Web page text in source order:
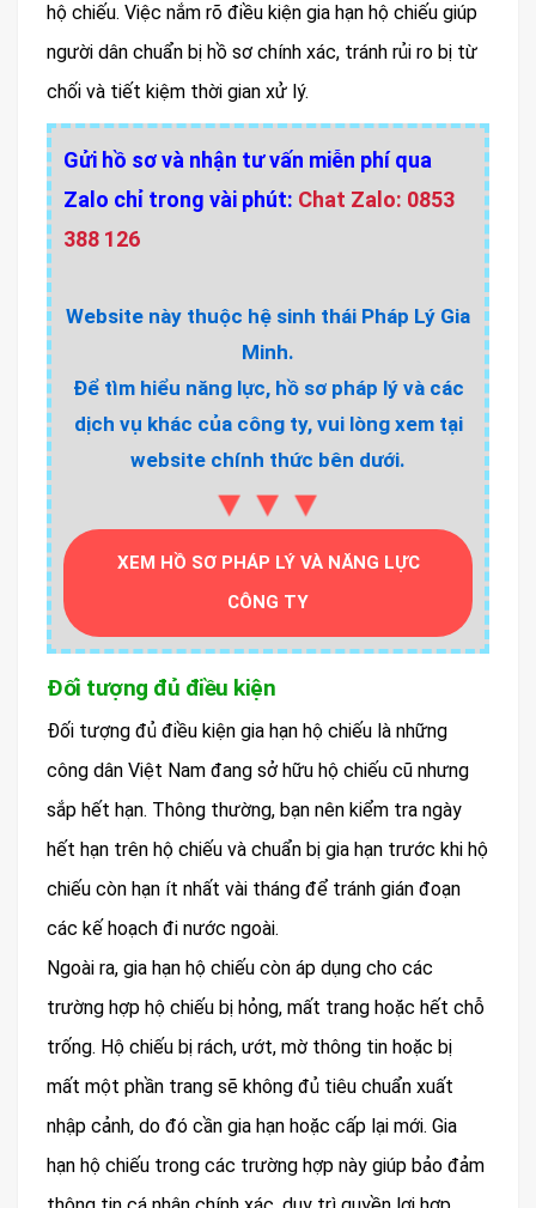
hộ chiếu. Việc nắm rõ điều kiện gia hạn hộ chiếu giúp
người dân chuẩn bị hồ sơ chính xác, tránh rủi ro bị từ
chối và tiết kiệm thời gian xử lý.
Gửi hồ sơ và nhận tư vấn miễn phí qua
Zalo chỉ trong vài phút: Chat Zalo: 0853
388 126
Website này thuộc hệ sinh thái Pháp Lý Gia
Minh.
Để tìm hiểu năng lực, hồ sơ pháp lý và các
dịch vụ khác của công ty, vui lòng xem tại
website chính thức bên dưới.
▼▼▼
XEM HỒ SƠ PHÁP LÝ VÀ NĂNG LỰC
CÔNG TY
Đối tượng đủ điều kiện
Đối tượng đủ điều kiện gia hạn hộ chiếu là những
công dân Việt Nam đang sở hữu hộ chiếu cũ nhưng
sắp hết hạn. Thông thường, bạn nên kiểm tra ngày
hết hạn trên hộ chiếu và chuẩn bị gia hạn trước khi hộ
chiếu còn hạn ít nhất vài tháng để tránh gián đoạn
các kế hoạch đi nước ngoài.
Ngoài ra, gia hạn hộ chiếu còn áp dụng cho các
trường hợp hộ chiếu bị hỏng, mất trang hoặc hết chỗ
trống. Hộ chiếu bị rách, ướt, mờ thông tin hoặc bị
mất một phần trang sẽ không đủ tiêu chuẩn xuất
nhập cảnh, do đó cần gia hạn hoặc cấp lại mới. Gia
hạn hộ chiếu trong các trường hợp này giúp bảo đảm